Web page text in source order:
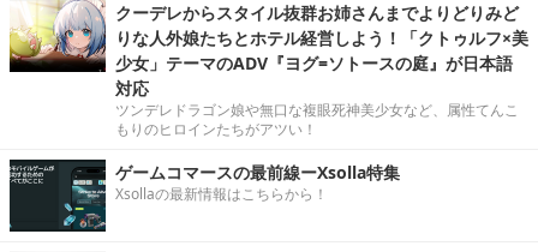
クーデレからスタイル抜群お姉さんまでよりどりみど
りな人外娘たちとホテル経営しよう！「クトゥルフ×美
少女」テーマのADV『ヨグ=ソトースの庭』が日本語
対応
ツンデレドラゴン娘や無口な複眼死神美少女など、属性てんこ
もりのヒロインたちがアツい！
ゲームコマースの最前線ーXsolla特集
Xsollaの最新情報はこちらから！